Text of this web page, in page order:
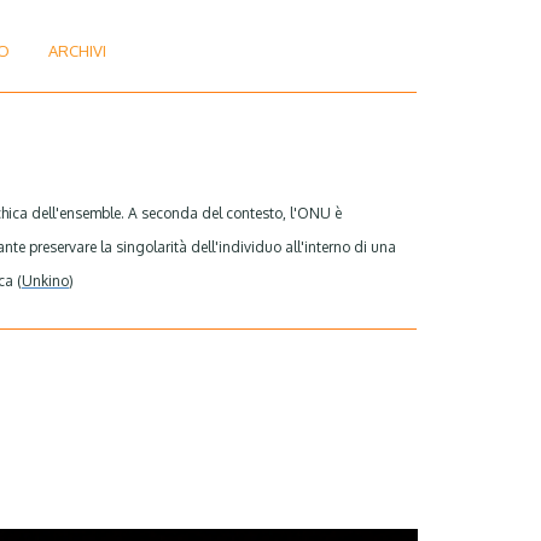
ARCHIVI
dell'ensemble. A seconda del contesto, l'ONU è
preservare la singolarità dell'individuo all'interno di una
(Unkino)